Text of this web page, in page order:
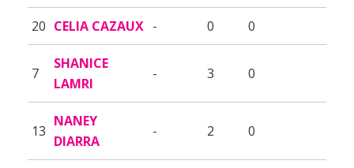
20 CELIA CAZAUX - 0 0
7
SHANICE
LAMRI
- 3 0
13
NANEY
DIARRA
- 2 0